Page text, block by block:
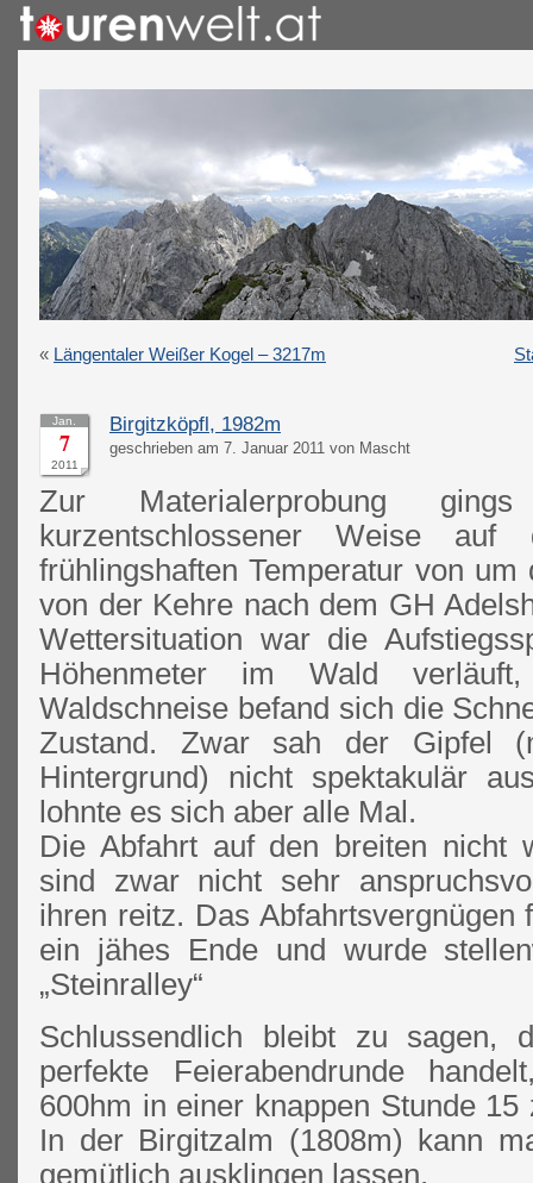
« Längentaler Weißer Kogel – 3217m
Jan.
7
2011
Birgitzköpfl, 1982m
geschrieben am 7. Januar 2011 von Mascht
Zur Materialerprobung
kurzentschlossener Weise
frühlingshaften Temperatur von um
von der Kehre nach dem GH
Wettersituation war die
Höhenmeter im Wald
Waldschneise befand sich die
Zustand. Zwar sah der Gipfel
Hintergrund) nicht spektakulär
lohnte es sich aber alle Mal.
Die Abfahrt auf den breiten nicht
sind zwar nicht sehr
ihren reitz. Das Abfahrtsvergnügen
ein jähes Ende und wurde
„Steinralley“
Schlussendlich bleibt zu sagen,
perfekte Feierabendrunde
600hm in einer knappen Stunde
In der Birgitzalm (1808m) kann
gemütlich ausklingen lassen.